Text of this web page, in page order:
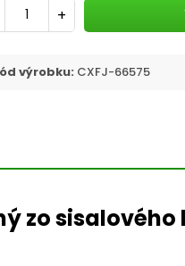
+
Kód výrobku: CXFJ-66575
zo